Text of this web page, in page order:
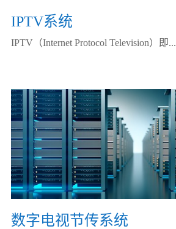
IPTV系统
IPTV（Internet Protocol Television）即...
数字电视节传系统